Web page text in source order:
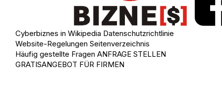
Cyberbiznes in Wikipedia Datenschutzrichtlinie
Website-Regelungen Seitenverzeichnis
Häufig gestellte Fragen ANFRAGE STELLEN
GRATISANGEBOT FÜR FIRMEN